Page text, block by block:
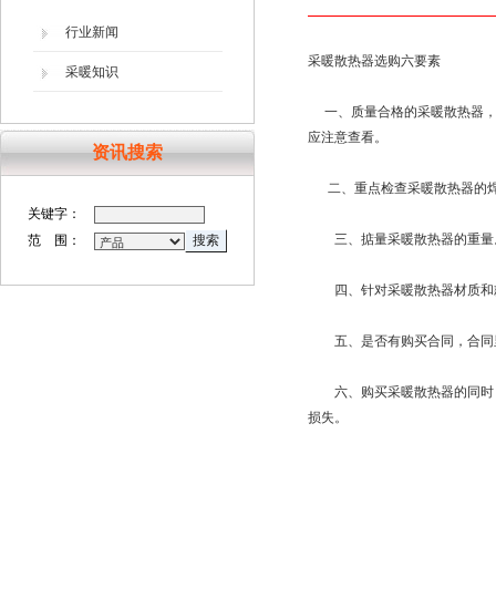
行业新闻
采暖知识
资讯搜索
关键字：
范 围：
采暖散热器选购六要素
一、质量合格的采暖散热器
应注意查看。
二、重点检查采暖散热器的
三、掂量采暖散热器的重量
四、针对采暖散热器材质和
五、是否有购买合同，合同
六、购买采暖散热器的同时
损失。